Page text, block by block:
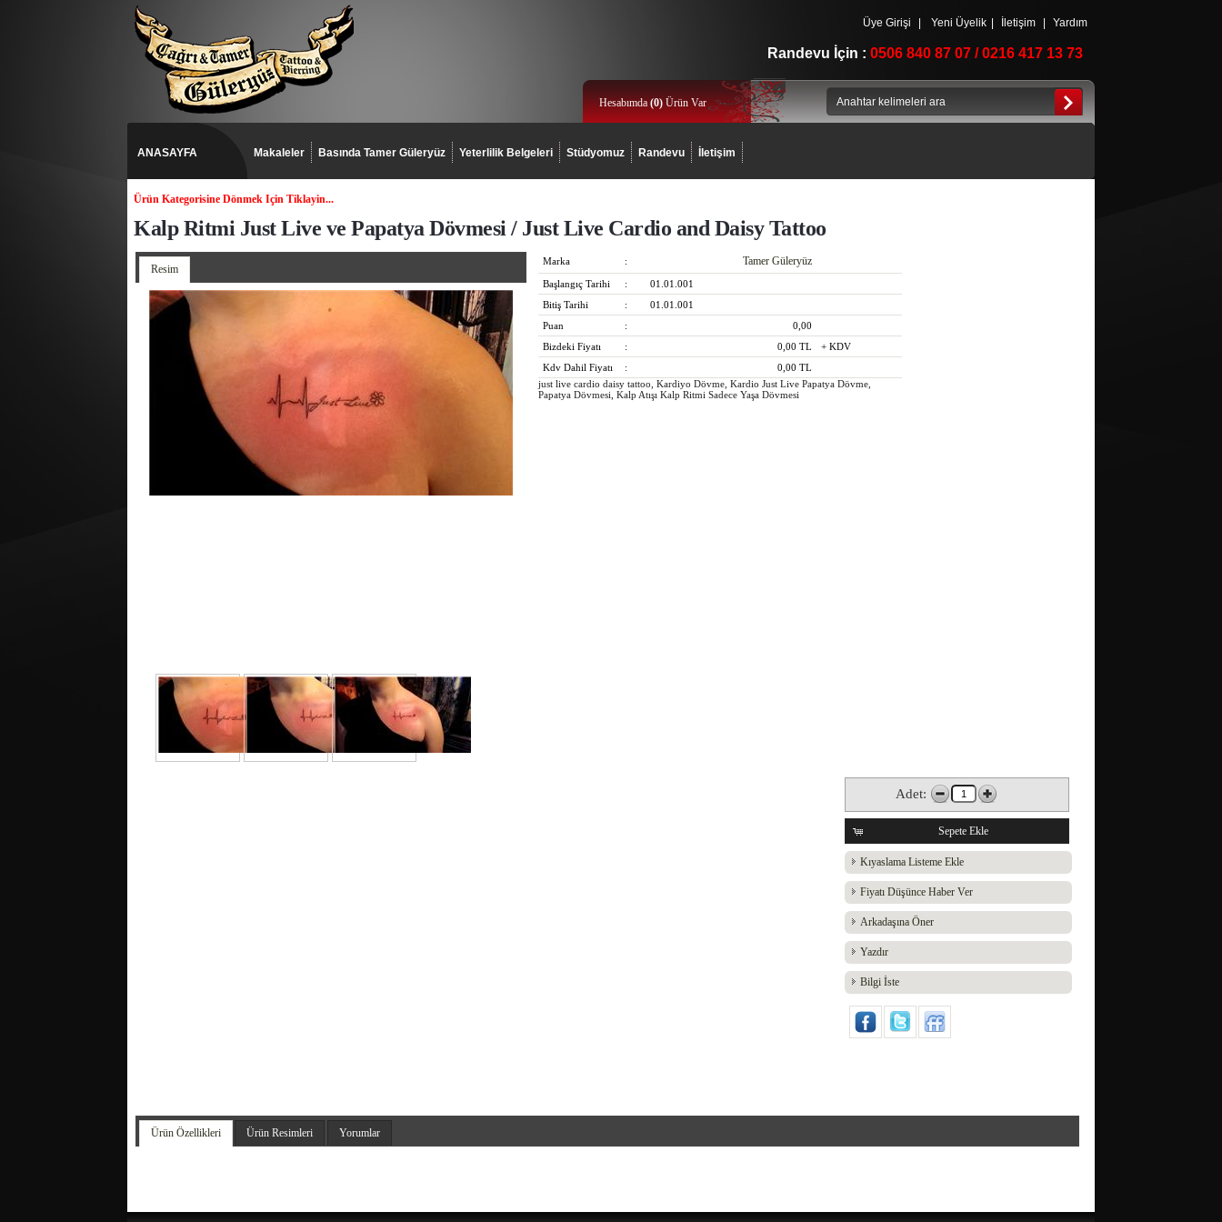
Üye Girişi Yeni Üyelik İletişim Yardım
Randevu İçin : 0506 840 87 07 / 0216 417 13 73
Hesabımda(0) Ürün Var
ANASAYFA Makaleler Basında Tamer Güleryüz Yeterlilik Belgeleri Stüdyomuz Randevu İletişim
Ürün Kategorisine Dönmek Için Tiklayin...
Kalp Ritmi Just Live ve Papatya Dövmesi / Just Live Cardio and Daisy Tattoo
Resim
Marka : Tamer Güleryüz
Başlangıç Tarihi :
01.01.001
Bitiş Tarihi
:
01.01.001
Puan
:
0,00
Bizdeki Fiyatı
: 0,00 TL
+ KDV
Kdv Dahil Fiyatı
: 0,00 TL
just live cardio daisy tattoo, Kardiyo Dövme, Kardio Just Live Papatya Dövme,
Papatya Dövmesi, Kalp Atışı Kalp Ritmi Sadece Yaşa Dövmesi
Adet:
Sepete Ekle
Kıyaslama Listeme Ekle
Fiyatı Düşünce Haber Ver
Arkadaşına Öner
Yazdır
Bilgi İste
Ürün Özellikleri Ürün Resimleri Yorumlar